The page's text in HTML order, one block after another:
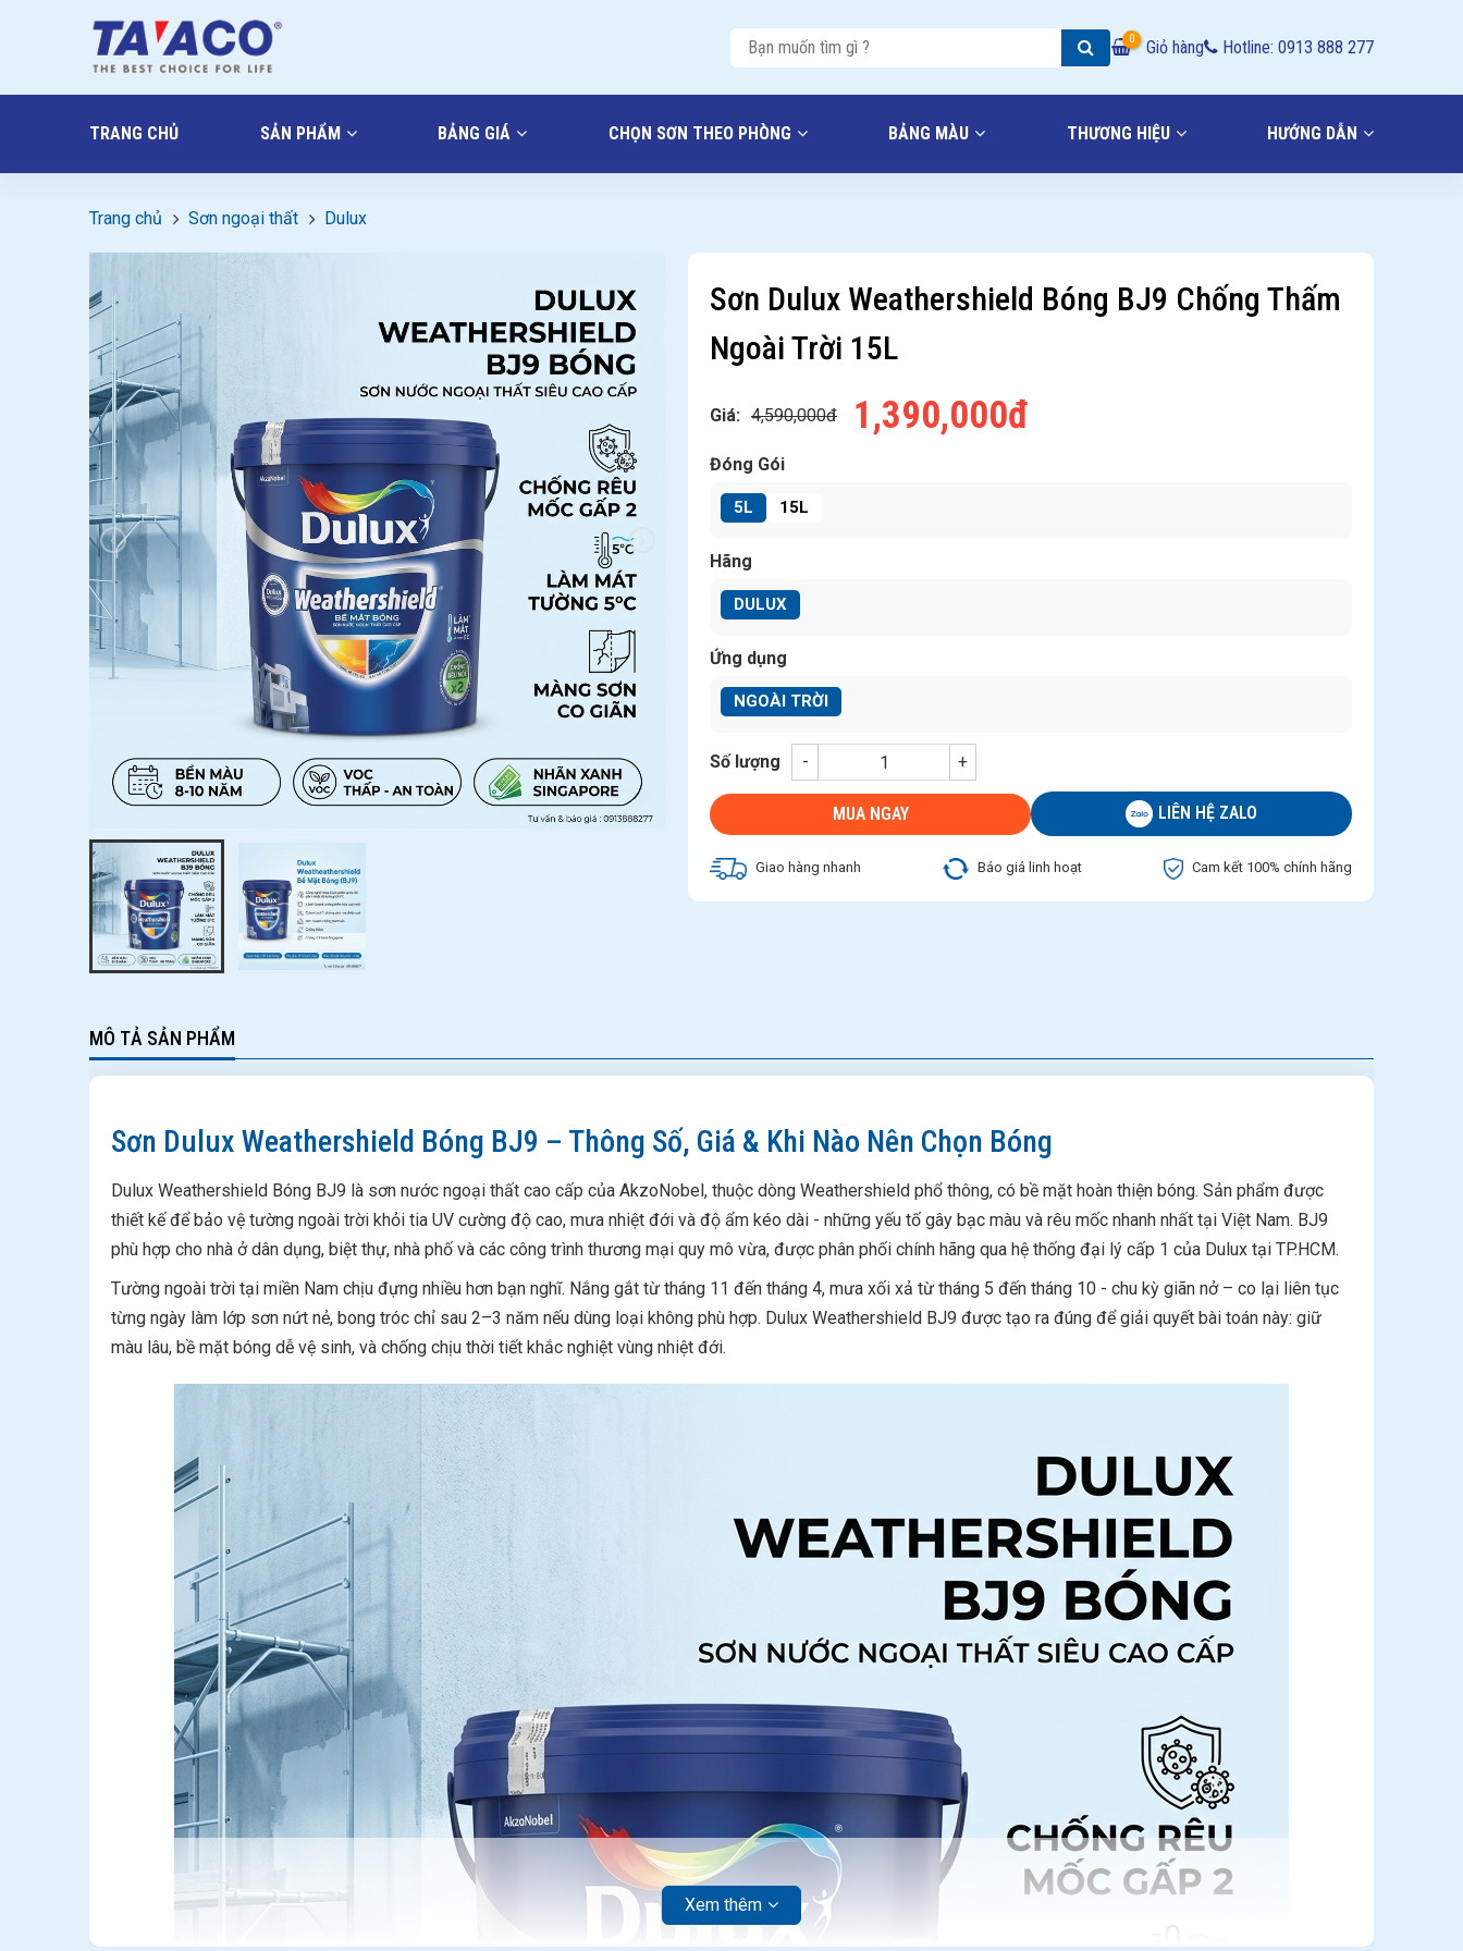
0 Giỏ hàng Hotline: 0913 888 277
TRANG CHỦ SẢN PHẨM BẢNG GIÁ CHỌN SƠN THEO PHÒNG BẢNG MÀU THƯƠNG HIỆU HƯỚNG DẪN
Trang chủ Sơn ngoại thất Dulux
Sơn Dulux Weathershield Bóng BJ9 Chống Thấm
Ngoài Trời 15L
Giá: 4,590,000đ 1,390,000đ
Đóng Gói
5L 15L
Hãng
DULUX
Ứng dụng
NGOÀI TRỜI
Số lượng - +
MUA NGAY LIÊN HỆ ZALO
Giao hàng nhanh Báo giá linh hoạt Cam kết 100% chính hãng
MÔ TẢ SẢN PHẨM
Sơn Dulux Weathershield Bóng BJ9 – Thông Số, Giá & Khi Nào Nên Chọn Bóng
Dulux Weathershield Bóng BJ9 là sơn nước ngoại thất cao cấp của AkzoNobel, thuộc dòng Weathershield phổ thông, có bề mặt hoàn thiện bóng. Sản phẩm được
thiết kế để bảo vệ tường ngoài trời khỏi tia UV cường độ cao, mưa nhiệt đới và độ ẩm kéo dài - những yếu tố gây bạc màu và rêu mốc nhanh nhất tại Việt Nam. BJ9
phù hợp cho nhà ở dân dụng, biệt thự, nhà phố và các công trình thương mại quy mô vừa, được phân phối chính hãng qua hệ thống đại lý cấp 1 của Dulux tại TP.HCM.
Tường ngoài trời tại miền Nam chịu đựng nhiều hơn bạn nghĩ. Nắng gắt từ tháng 11 đến tháng 4, mưa xối xả từ tháng 5 đến tháng 10 - chu kỳ giãn nở – co lại liên tục
từng ngày làm lớp sơn nứt nẻ, bong tróc chỉ sau 2–3 năm nếu dùng loại không phù hợp. Dulux Weathershield BJ9 được tạo ra đúng để giải quyết bài toán này: giữ
màu lâu, bề mặt bóng dễ vệ sinh, và chống chịu thời tiết khắc nghiệt vùng nhiệt đới.
Xem thêm